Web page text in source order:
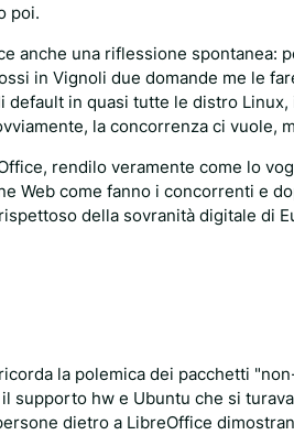
poi.
anche una riflessione spontanea:
in Vignoli due domande me le
default in quasi tutte le distro
la concorrenza ci vuole,
rendilo veramente come lo
Web come fanno i concorrenti e
della sovranità digitale di
la polemica dei pacchetti
supporto hw e Ubuntu che si
dietro a LibreOffice